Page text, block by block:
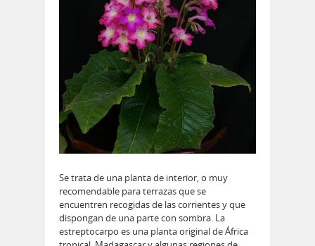
Se trata de una planta de interior, o muy
recomendable para terrazas que se
encuentren recogidas de las corrientes y que
dispongan de una parte con sombra. La
estreptocarpo es una planta original de África